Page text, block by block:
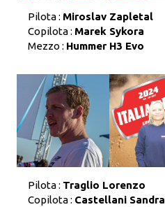
Pilota : Miroslav Zapletal
Copilota : Marek Sykora
Mezzo : Hummer H3 Evo
Pilota : Traglio Lorenzo
Copilota : Castellani Sandra